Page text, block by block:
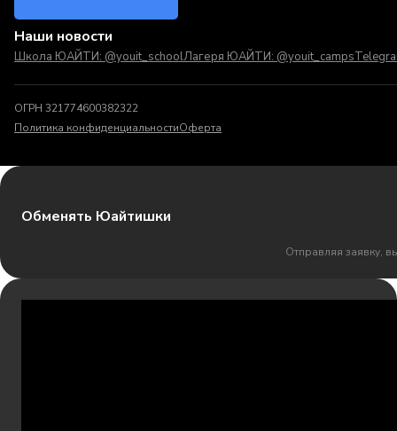
Наши новости
Школа ЮАЙТИ: @youit_schoolЛагеря ЮАЙТИ: @youit_camps
ОГРН 321774600382322
Политика конфиденциальностиОферта
Обменять Юайтишки
Отправляя заявку,